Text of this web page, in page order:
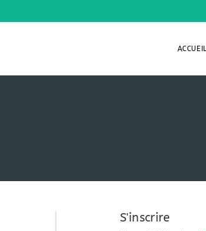
ACCUEIL
S'inscrire